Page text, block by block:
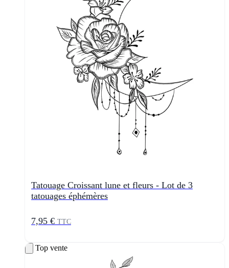
Tatouage Croissant lune et fleurs - Lot de 3
tatouages éphémères
7,95 € TTC
Top vente